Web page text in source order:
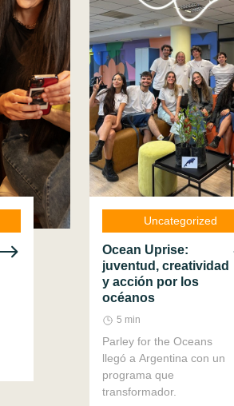
Uncategorized
Ocean Uprise:
juventud, creatividad
y acción por los
océanos
5 min
Parley for the Oceans
llegó a Argentina con un
programa que
transformador.